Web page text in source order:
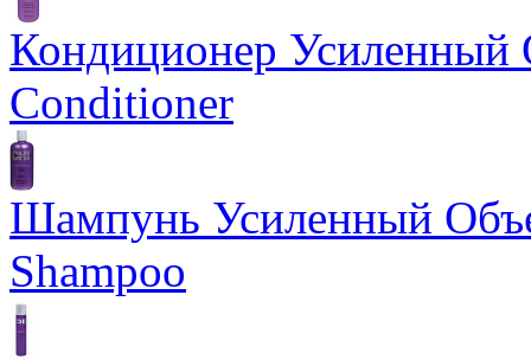
Кондиционер
Conditioner
Шампунь Усиленный
Shampoo